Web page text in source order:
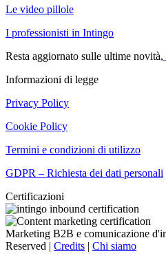
Le video pillole
I professionisti in Intingo
Resta aggiornato sulle ultime novità,
Informazioni di legge
Privacy Policy
Cookie Policy
Termini e condizioni di utilizzo
GDPR – Richiesta dei dati personali
Certificazioni
Marketing B2B e comunicazione
Reserved | Credits | Chi siamo